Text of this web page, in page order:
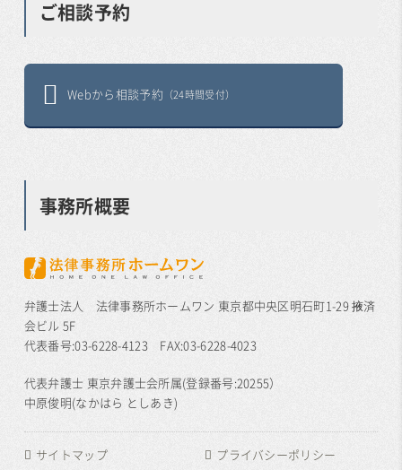
ご相談予約
Webから相談予約 （24時間受付）
事務所概要
弁護士法人 法律事務所ホームワン 東京都中央区明石町1-29 掖済
会ビル 5F
代表番号:03-6228-4123 FAX:03-6228-4023
代表弁護士 東京弁護士会所属(登録番号:20255）
中原俊明(なかはら としあき)
サイトマップ プライバシーポリシー